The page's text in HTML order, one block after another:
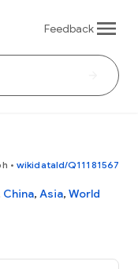
Feedback
• wikidataId/Q11181567
China, Asia, World